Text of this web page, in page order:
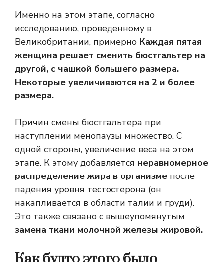
Именно на этом этапе, согласно
исследованию, проведенному в
Великобритании, примерно Каждая пятая
женщина решает сменить бюстгальтер на
другой, с чашкой большего размера.
Некоторые увеличиваются на 2 и более
размера.
Причин смены бюстгальтера при
наступлении менопаузы множество. С
одной стороны, увеличение веса на этом
этапе. К этому добавляется неравномерное
распределение жира в организме после
падения уровня тестостерона (он
накапливается в области талии и груди).
Это также связано с вышеупомянутым
замена ткани молочной железы жировой.